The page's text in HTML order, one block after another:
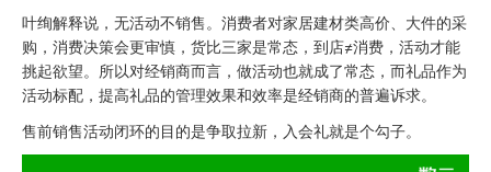
叶绚解释说，无活动不销售。消费者对家居建材类高价、大件的采
购，消费决策会更审慎，货比三家是常态，到店≠消费，活动才能
挑起欲望。所以对经销商而言，做活动也就成了常态，而礼品作为
活动标配，提高礼品的管理效果和效率是经销商的普遍诉求。
售前销售活动闭环的目的是争取拉新，入会礼就是个勾子。